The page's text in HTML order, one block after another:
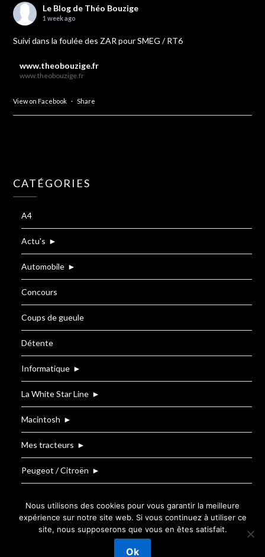
Le Blog de Théo Bouzige
1 week ago
Suivi dans la foulée des ZAR pour SMEG / RT6
www.theobouzige.fr
www.theobouzige.fr
View on Facebook · Share
CATÉGORIES
A4
Actu's ►
Automobile ►
Concours
Coups de gueule
Détente
Informatique ►
La White Star Line ►
Macintosh ►
Mes tracteurs ►
Peugeot / Citroën ►
©2026 Le Blog de T.BOUZIGE
Nous utilisons des cookies pour vous garantir la meilleure
expérience sur notre site web. Si vous continuez à utiliser ce
site, nous supposerons que vous en êtes satisfait.
Ok